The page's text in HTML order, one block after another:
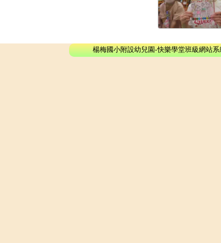
楊梅國小附設幼兒園-快樂學堂班級網站